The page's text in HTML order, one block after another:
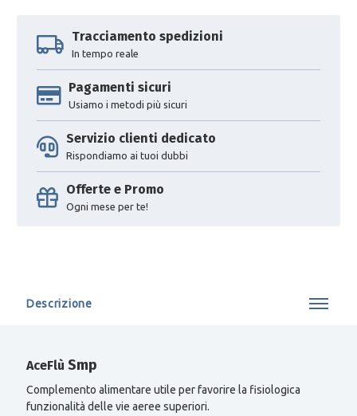
Tracciamento spedizioni
In tempo reale
Pagamenti sicuri
Usiamo i metodi più sicuri
Servizio clienti dedicato
Rispondiamo ai tuoi dubbi
Offerte e Promo
Ogni mese per te!
Descrizione
AceFlù Smp
Complemento alimentare utile per favorire la fisiologica
funzionalità delle vie aeree superiori.